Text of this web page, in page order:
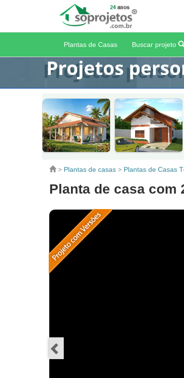
Plantas de Casas Buscar projeto
> Plantas de casas > Plantas de Casas
Planta de casa com